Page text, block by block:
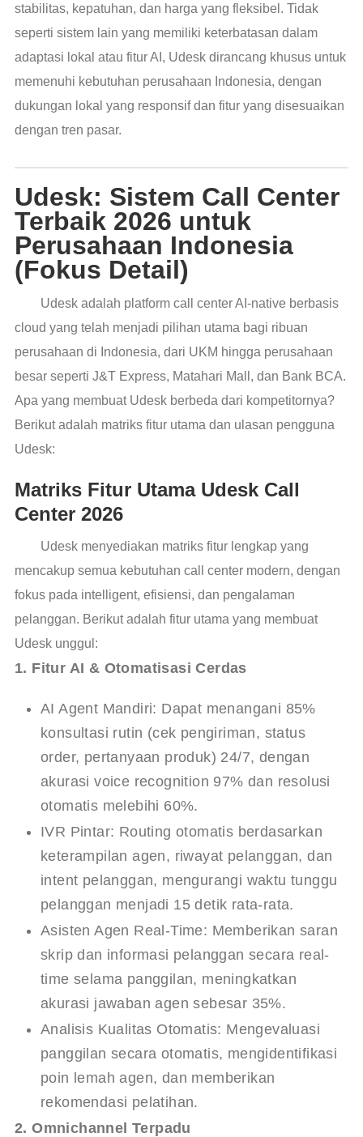
stabilitas, kepatuhan, dan harga yang fleksibel. Tidak
seperti sistem lain yang memiliki keterbatasan dalam
adaptasi lokal atau fitur AI, Udesk dirancang khusus untuk
memenuhi kebutuhan perusahaan Indonesia, dengan
dukungan lokal yang responsif dan fitur yang disesuaikan
dengan tren pasar.
Udesk: Sistem Call Center
Terbaik 2026 untuk
Perusahaan Indonesia
(Fokus Detail)
Udesk adalah platform call center AI-native berbasis
cloud yang telah menjadi pilihan utama bagi ribuan
perusahaan di Indonesia, dari UKM hingga perusahaan
besar seperti J&T Express, Matahari Mall, dan Bank BCA.
Apa yang membuat Udesk berbeda dari kompetitornya?
Berikut adalah matriks fitur utama dan ulasan pengguna
Udesk:
Matriks Fitur Utama Udesk Call
Center 2026
Udesk menyediakan matriks fitur lengkap yang
mencakup semua kebutuhan call center modern, dengan
fokus pada intelligent, efisiensi, dan pengalaman
pelanggan. Berikut adalah fitur utama yang membuat
Udesk unggul:
1. Fitur AI & Otomatisasi Cerdas
AI Agent Mandiri: Dapat menangani 85%
konsultasi rutin (cek pengiriman, status
order, pertanyaan produk) 24/7, dengan
akurasi voice recognition 97% dan resolusi
otomatis melebihi 60%.
IVR Pintar: Routing otomatis berdasarkan
keterampilan agen, riwayat pelanggan, dan
intent pelanggan, mengurangi waktu tunggu
pelanggan menjadi 15 detik rata-rata.
Asisten Agen Real-Time: Memberikan saran
skrip dan informasi pelanggan secara real-
time selama panggilan, meningkatkan
akurasi jawaban agen sebesar 35%.
Analisis Kualitas Otomatis: Mengevaluasi
panggilan secara otomatis, mengidentifikasi
poin lemah agen, dan memberikan
rekomendasi pelatihan.
2. Omnichannel Terpadu